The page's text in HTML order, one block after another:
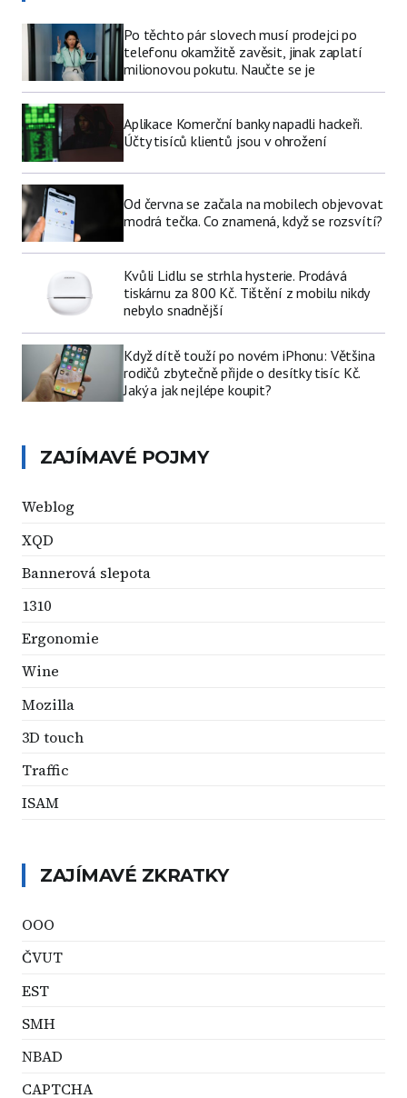
Po těchto pár slovech musí prodejci po
telefonu okamžitě zavěsit, jinak zaplatí
milionovou pokutu. Naučte se je
Aplikace Komerční banky napadli hackeři.
Účty tisíců klientů jsou v ohrožení
Od června se začala na mobilech objevovat
modrá tečka. Co znamená, když se rozsvítí?
Kvůli Lidlu se strhla hysterie. Prodává
tiskárnu za 800 Kč. Tištění z mobilu nikdy
nebylo snadnější
Když dítě touží po novém iPhonu: Většina
rodičů zbytečně přijde o desítky tisíc Kč.
Jaký a jak nejlépe koupit?
ZAJÍMAVÉ POJMY
Weblog
XQD
Bannerová slepota
1310
Ergonomie
Wine
Mozilla
3D touch
Traffic
ISAM
ZAJÍMAVÉ ZKRATKY
OOO
ČVUT
EST
SMH
NBAD
CAPTCHA